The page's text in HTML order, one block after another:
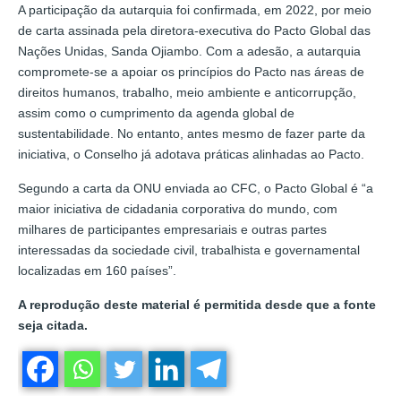
A participação da autarquia foi confirmada, em 2022, por meio
de carta assinada pela diretora-executiva do Pacto Global das
Nações Unidas, Sanda Ojiambo. Com a adesão, a autarquia
compromete-se a apoiar os princípios do Pacto nas áreas de
direitos humanos, trabalho, meio ambiente e anticorrupção,
assim como o cumprimento da agenda global de
sustentabilidade. No entanto, antes mesmo de fazer parte da
iniciativa, o Conselho já adotava práticas alinhadas ao Pacto.
Segundo a carta da ONU enviada ao CFC, o Pacto Global é “a
maior iniciativa de cidadania corporativa do mundo, com
milhares de participantes empresariais e outras partes
interessadas da sociedade civil, trabalhista e governamental
localizadas em 160 países”.
A reprodução deste material é permitida desde que a fonte
seja citada.